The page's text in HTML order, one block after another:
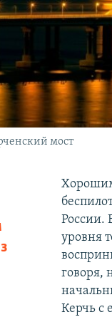
мост
России.
уровня
говоря,
Керчь с